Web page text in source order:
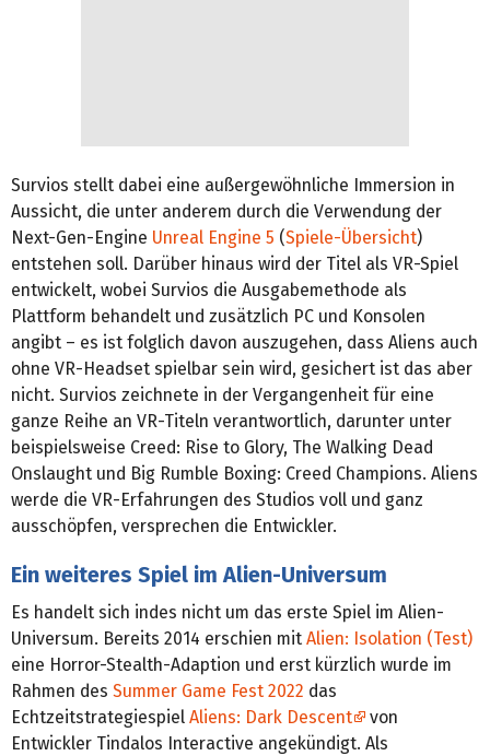
Survios stellt dabei eine außergewöhnliche Immersion in
Aussicht, die unter anderem durch die Verwendung der
Next-Gen-Engine Unreal Engine 5 (Spiele-Übersicht)
entstehen soll. Darüber hinaus wird der Titel als VR-Spiel
entwickelt, wobei Survios die Ausgabemethode als
Plattform behandelt und zusätzlich PC und Konsolen
angibt – es ist folglich davon auszugehen, dass Aliens auch
ohne VR-Headset spielbar sein wird, gesichert ist das aber
nicht. Survios zeichnete in der Vergangenheit für eine
ganze Reihe an VR-Titeln verantwortlich, darunter unter
beispielsweise Creed: Rise to Glory, The Walking Dead
Onslaught und Big Rumble Boxing: Creed Champions. Aliens
werde die VR-Erfahrungen des Studios voll und ganz
ausschöpfen, versprechen die Entwickler.
Ein weiteres Spiel im Alien-Universum
Es handelt sich indes nicht um das erste Spiel im Alien-
Universum. Bereits 2014 erschien mit Alien: Isolation (Test)
eine Horror-Stealth-Adaption und erst kürzlich wurde im
Rahmen des Summer Game Fest 2022 das
Echtzeitstrategiespiel Aliens: Dark Descent
von
Entwickler Tindalos Interactive angekündigt. Als